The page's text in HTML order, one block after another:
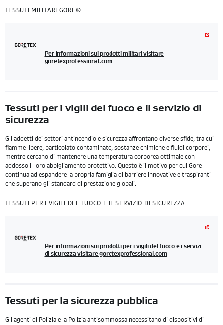
TESSUTI MILITARI GORE®
Per informazioni sui prodotti militari visitare
goretexprofessional.com
Tessuti per i vigili del fuoco e il servizio di
sicurezza
Gli addetti dei settori antincendio e sicurezza affrontano diverse sfide, tra cui
fiamme libere, particolato contaminato, sostanze chimiche e fluidi corporei,
mentre cercano di mantenere una temperatura corporea ottimale con
addosso il loro abbigliamento protettivo. Questo è il motivo per cui Gore
continua ad espandere la propria famiglia di barriere innovative e traspiranti
che superano gli standard di prestazione globali.
TESSUTI PER I VIGILI DEL FUOCO E IL SERVIZIO DI SICUREZZA
Per informazioni sui prodotti per i vigili del fuoco e i servizi
di sicurezza visitare goretexprofessional.com
Tessuti per la sicurezza pubblica
Gli agenti di Polizia e la Polizia antisommossa necessitano di dispositivi di